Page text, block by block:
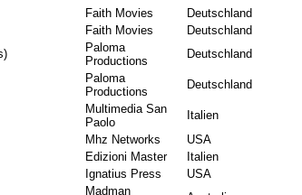
Faith Movies Deutschland
Faith Movies Deutschland
Paloma
Productions
Deutschland
Paloma
Productions
Deutschland
Multimedia San
Paolo
Italien
Mhz Networks USA
Edizioni Master Italien
Ignatius Press USA
Madman